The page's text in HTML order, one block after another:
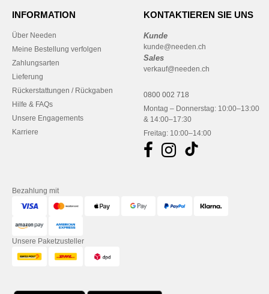
INFORMATION
Über Needen
Meine Bestellung verfolgen
Zahlungsarten
Lieferung
Rückerstattungen / Rückgaben
Hilfe & FAQs
Unsere Engagements
Karriere
KONTAKTIEREN SIE UNS
Kunde
kunde@needen.ch
Sales
verkauf@needen.ch
0800 002 718
Montag – Donnerstag: 10:00–13:00
& 14:00–17:30
Freitag: 10:00–14:00
Bezahlung mit
Unsere Paketzusteller